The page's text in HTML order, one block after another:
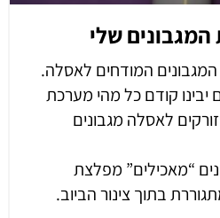
שלי
המודחים לאסלה.
יבינו קודם כל מהי מערכת
לאסלה מגבונים
“מאכילים” מפלצת
בתוך צינור הביוב.